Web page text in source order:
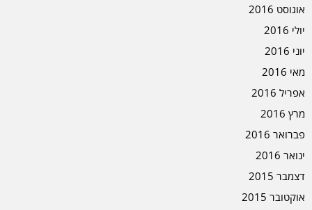
אוגוסט 2016
יולי 2016
יוני 2016
מאי 2016
אפריל 2016
מרץ 2016
פברואר 2016
ינואר 2016
דצמבר 2015
אוקטובר 2015